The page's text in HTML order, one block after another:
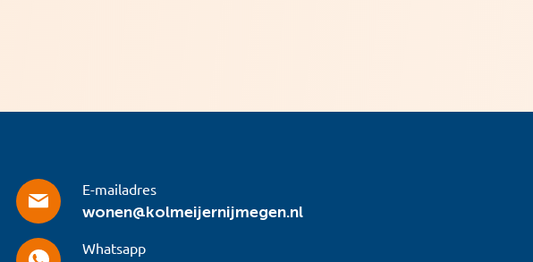
E-mailadres
wonen@kolmeijernijmegen.nl
Whatsapp